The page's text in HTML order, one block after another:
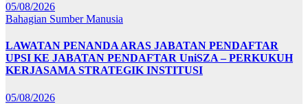
05/08/2026
Bahagian Sumber Manusia
LAWATAN PENANDA ARAS JABATAN PENDAFTAR
UPSI KE JABATAN PENDAFTAR UniSZA – PERKUKUH
KERJASAMA STRATEGIK INSTITUSI
05/08/2026